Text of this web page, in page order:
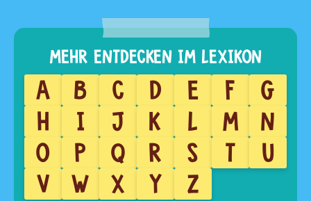
A B C D E F
G
H
I J K L M
N
O
P Q R S T
U
V
W X Y Z